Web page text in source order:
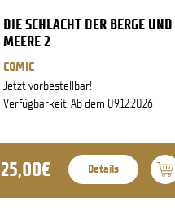
DIE SCHLACHT DER BERGE UND
MEERE 2
COMIC
Jetzt vorbestellbar!
Verfügbarkeit: Ab dem 09.12.2026
25,00€ Details